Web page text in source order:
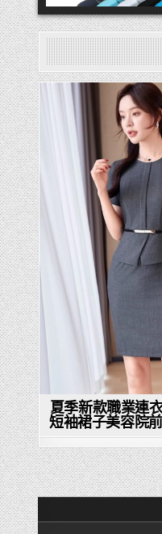
團體服
團體服製作,公司企業工作
Posted
in
夏季新款職業連
短袖裙子美容院